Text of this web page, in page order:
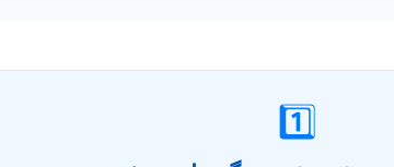
1️⃣